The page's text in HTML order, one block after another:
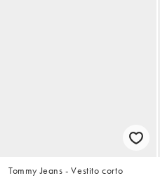
Tommy Jeans - Vestito corto